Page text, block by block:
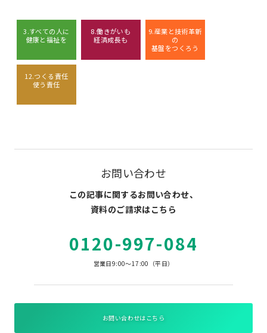
3.すべての人に
健康と福祉を
8.働きがいも
経済成長も
9.産業と技術革新
の
基盤をつくろう
12.つくる責任
使う責任
お問い合わせ
この記事に関するお問い合わせ、
資料のご請求はこちら
0120-997-084
営業日9:00～17:00（平日）
お問い合わせはこちら